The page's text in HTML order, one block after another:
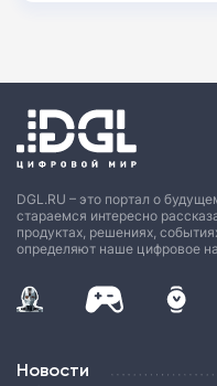
DGL.RU – это портал о
стараемся интересно
продуктах, решениях,
определяют наше цифровое
Новости